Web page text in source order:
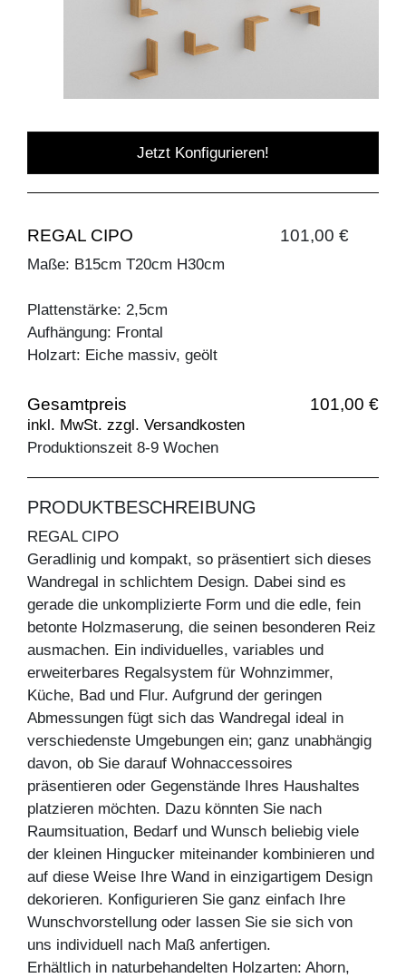
Jetzt Konfigurieren!
REGAL CIPO 101,00 €
Maße: B15cm T20cm H30cm
Plattenstärke: 2,5cm
Aufhängung: Frontal
Holzart: Eiche massiv, geölt
Gesamtpreis 101,00 €
inkl. MwSt. zzgl. Versandkosten
Produktionszeit 8-9 Wochen
PRODUKTBESCHREIBUNG
REGAL CIPO
Geradlinig und kompakt, so präsentiert sich dieses
Wandregal in schlichtem Design. Dabei sind es
gerade die unkomplizierte Form und die edle, fein
betonte Holzmaserung, die seinen besonderen Reiz
ausmachen. Ein individuelles, variables und
erweiterbares Regalsystem für Wohnzimmer,
Küche, Bad und Flur. Aufgrund der geringen
Abmessungen fügt sich das Wandregal ideal in
verschiedenste Umgebungen ein; ganz unabhängig
davon, ob Sie darauf Wohnaccessoires
präsentieren oder Gegenstände Ihres Haushaltes
platzieren möchten. Dazu könnten Sie nach
Raumsituation, Bedarf und Wunsch beliebig viele
der kleinen Hingucker miteinander kombinieren und
auf diese Weise Ihre Wand in einzigartigem Design
dekorieren. Konfigurieren Sie ganz einfach Ihre
Wunschvorstellung oder lassen Sie sie sich von
uns individuell nach Maß anfertigen.
Erhältlich in naturbehandelten Holzarten: Ahorn,